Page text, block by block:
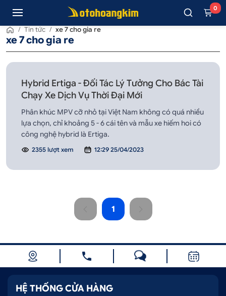
0
/ Tin tức / xe 7 cho gia re
xe 7 cho gia re
Hybrid Ertiga - Đối Tác Lý Tưởng Cho Bác Tài
Chạy Xe Dịch Vụ Thời Đại Mới
Phân khúc MPV cỡ nhỏ tại Việt Nam không có quá nhiều
lựa chọn, chỉ khoảng 5 - 6 cái tên và mẫu xe hiếm hoi có
công nghệ hybrid là Ertiga.
2355 lượt xem 12:29 25/04/2023
1
HỆ THỐNG CỬA HÀNG